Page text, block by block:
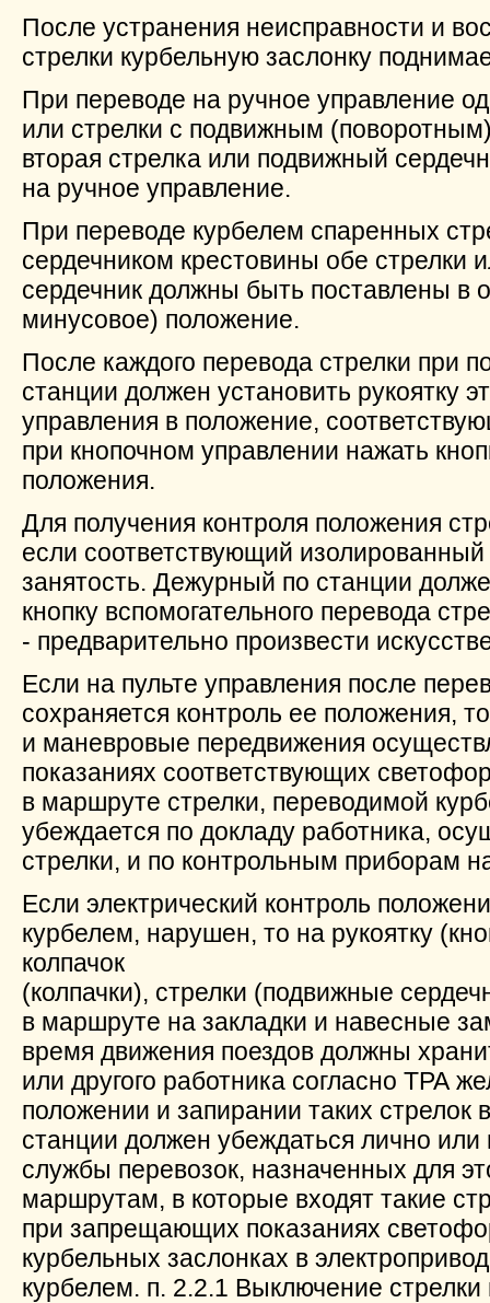
После устранения неисправности и
стрелки курбельную заслонку
При переводе на ручное управление
или стрелки с подвижным
вторая стрелка или подвижный
на ручное управление.
При переводе курбелем спаренных
сердечником крестовины обе стрелки
сердечник должны быть поставлены в
минусовое) положение.
После каждого перевода стрелки при
станции должен установить рукоятку
управления в положение,
при кнопочном управлении нажать
положения.
Для получения контроля положения
если соответствующий изолированный
занятость. Дежурный по станции
кнопку вспомогательного перевода
- предварительно произвести
Если на пульте управления после
сохраняется контроль ее положения,
и маневровые передвижения
показаниях соответствующих
в маршруте стрелки, переводимой
убеждается по докладу работника,
стрелки, и по контрольным приборам
Если электрический контроль
курбелем, нарушен, то на рукоятку
колпачок
(колпачки), стрелки (подвижные
в маршруте на закладки и навесные
время движения поездов должны
или другого работника согласно ТРА
положении и запирании таких
станции должен убеждаться лично
службы перевозок, назначенных для
маршрутам, в которые входят такие
при запрещающих показаниях
курбельных заслонках в
курбелем. п. 2.2.1 Выключение стрелки